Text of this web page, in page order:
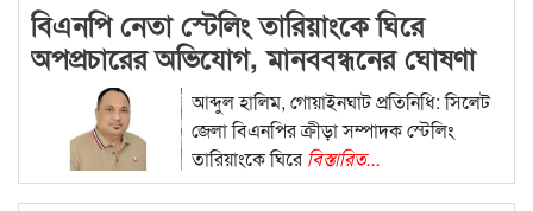
বিএনপি নেতা স্টেলিং তারিয়াংকে ঘিরে
অপপ্রচারের অভিযোগ, মানববন্ধনের ঘোষণা
আব্দুল হালিম, গোয়াইনঘাট প্রতিনিধি: সিলেট
জেলা বিএনপির ক্রীড়া সম্পাদক স্টেলিং
তারিয়াংকে ঘিরেবিস্তারিত...